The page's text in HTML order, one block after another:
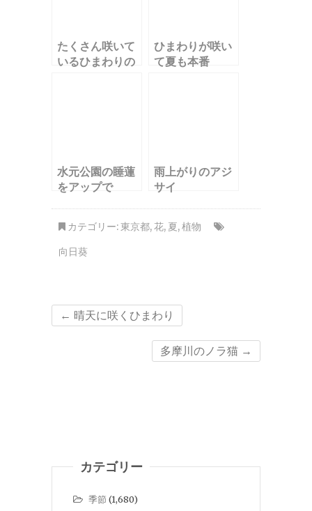
たくさん咲いて
いるひまわりの
ひまわりが咲い
て夏も本番
水元公園の睡蓮
をアップで
雨上がりのアジ
サイ
カテゴリー:東京都,花, 夏,植物
向日葵
← 晴天に咲くひまわり
多摩川のノラ猫 →
カテゴリー
季節 (1,680)